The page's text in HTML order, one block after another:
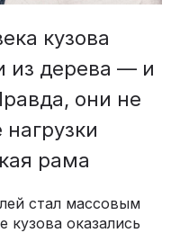
кузова
из дерева — и
они не
рама
стал массовым
кузова оказались